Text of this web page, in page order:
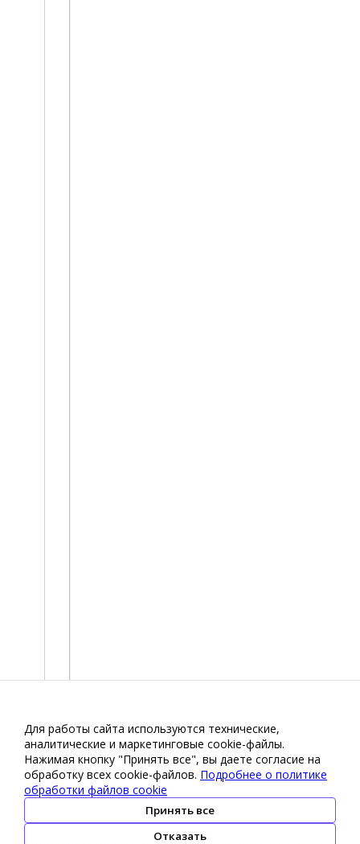
Для работы сайта используются технические,
аналитические и маркетинговые сооkіе-файлы.
Нажимая кнопку "Принять все", вы даете согласие на
обработку всех cookie-файлов. Подробнее о политике
обработки файлов cookie
Принять все
Отказать